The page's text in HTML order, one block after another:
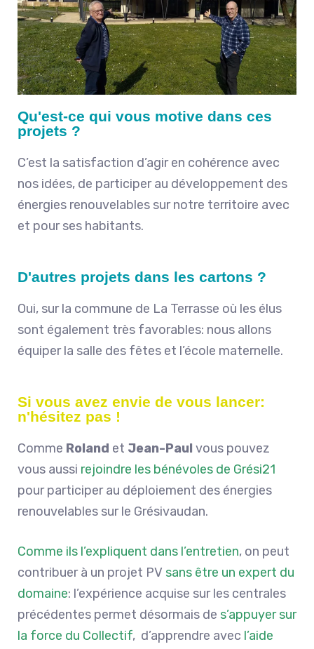
Qu'est-ce qui vous motive dans ces
projets ?
C’est la satisfaction d’agir en cohérence avec
nos idées, de participer au développement des
énergies renouvelables sur notre territoire avec
et pour ses habitants.
D'autres projets dans les cartons ?
Oui, sur la commune de La Terrasse où les élus
sont également très favorables: nous allons
équiper la salle des fêtes et l’école maternelle.
Si vous avez envie de vous lancer:
n'hésitez pas !
Comme Roland et Jean-Paul vous pouvez
vous aussi rejoindre les bénévoles de Grési21
pour participer au déploiement des énergies
renouvelables sur le Grésivaudan.
Comme ils l’expliquent dans l’entretien, on peut
contribuer à un projet PV sans être un expert du
domaine: l’expérience acquise sur les centrales
précédentes permet désormais de s’appuyer sur
la force du Collectif, d’apprendre avec l’aide